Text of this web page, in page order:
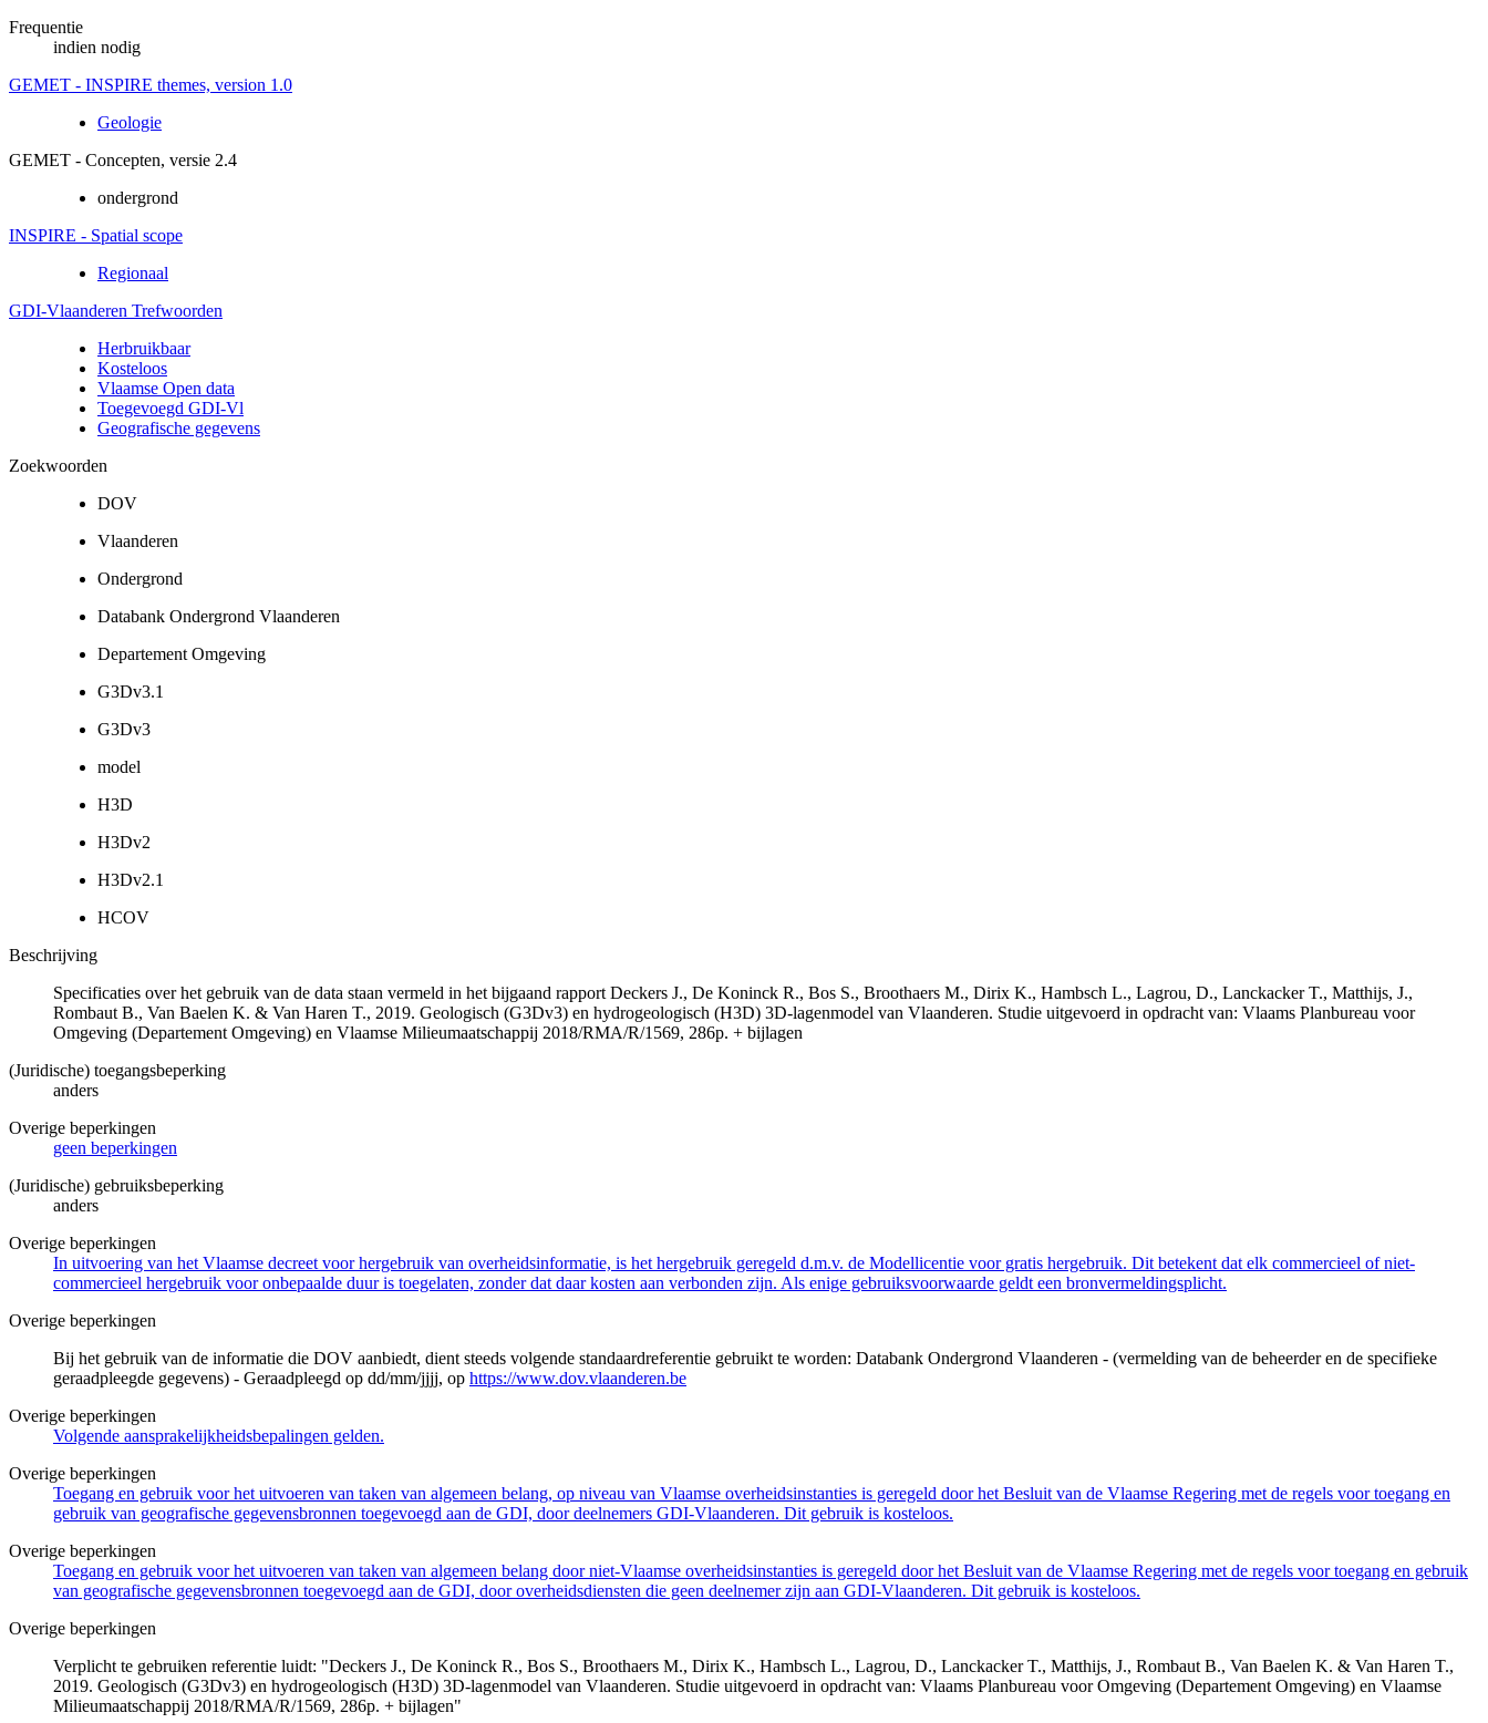
Frequentie
indien nodig
GEMET - INSPIRE themes, version 1.0
Geologie
GEMET - Concepten, versie 2.4
ondergrond
INSPIRE - Spatial scope
Regionaal
GDI-Vlaanderen Trefwoorden
Herbruikbaar
Kosteloos
Vlaamse Open data
Toegevoegd GDI-Vl
Geografische gegevens
Zoekwoorden
DOV
Vlaanderen
Ondergrond
Databank Ondergrond Vlaanderen
Departement Omgeving
G3Dv3.1
G3Dv3
model
H3D
H3Dv2
H3Dv2.1
HCOV
Beschrijving
Specificaties over het gebruik van de data staan vermeld in het bijgaand rapport Deckers J., De Koninck R., Bos S., Broothaers M., Dirix K., Hambsch L., Lagrou, D., Lanckacker T., Matthijs, J.,
Rombaut B., Van Baelen K. & Van Haren T., 2019. Geologisch (G3Dv3) en hydrogeologisch (H3D) 3D-lagenmodel van Vlaanderen. Studie uitgevoerd in opdracht van: Vlaams Planbureau voor
Omgeving (Departement Omgeving) en Vlaamse Milieumaatschappij 2018/RMA/R/1569, 286p. + bijlagen
(Juridische) toegangsbeperking
anders
Overige beperkingen
geen beperkingen
(Juridische) gebruiksbeperking
anders
Overige beperkingen
In uitvoering van het Vlaamse decreet voor hergebruik van overheidsinformatie, is het hergebruik geregeld d.m.v. de Modellicentie voor gratis hergebruik. Dit betekent dat elk commercieel of niet-
commercieel hergebruik voor onbepaalde duur is toegelaten, zonder dat daar kosten aan verbonden zijn. Als enige gebruiksvoorwaarde geldt een bronvermeldingsplicht.
Overige beperkingen
Bij het gebruik van de informatie die DOV aanbiedt, dient steeds volgende standaardreferentie gebruikt te worden: Databank Ondergrond Vlaanderen - (vermelding van de beheerder en de specifieke
geraadpleegde gegevens) - Geraadpleegd op dd/mm/jjjj, op https://www.dov.vlaanderen.be
Overige beperkingen
Volgende aansprakelijkheidsbepalingen gelden.
Overige beperkingen
Toegang en gebruik voor het uitvoeren van taken van algemeen belang, op niveau van Vlaamse overheidsinstanties is geregeld door het Besluit van de Vlaamse Regering met de regels voor toegang en
gebruik van geografische gegevensbronnen toegevoegd aan de GDI, door deelnemers GDI-Vlaanderen. Dit gebruik is kosteloos.
Overige beperkingen
Toegang en gebruik voor het uitvoeren van taken van algemeen belang door niet-Vlaamse overheidsinstanties is geregeld door het Besluit van de Vlaamse Regering met de regels voor toegang en gebruik
van geografische gegevensbronnen toegevoegd aan de GDI, door overheidsdiensten die geen deelnemer zijn aan GDI-Vlaanderen. Dit gebruik is kosteloos.
Overige beperkingen
Verplicht te gebruiken referentie luidt: "Deckers J., De Koninck R., Bos S., Broothaers M., Dirix K., Hambsch L., Lagrou, D., Lanckacker T., Matthijs, J., Rombaut B., Van Baelen K. & Van Haren T.,
2019. Geologisch (G3Dv3) en hydrogeologisch (H3D) 3D-lagenmodel van Vlaanderen. Studie uitgevoerd in opdracht van: Vlaams Planbureau voor Omgeving (Departement Omgeving) en Vlaamse
Milieumaatschappij 2018/RMA/R/1569, 286p. + bijlagen"